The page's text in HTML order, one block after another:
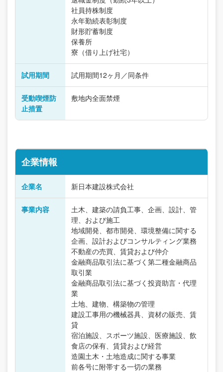
社員持株制度
永年勤続表彰制度
財形貯蓄制度
保養所
寮（借り上げ社宅）
試用期間 試用期間12ヶ月／同条件
受動喫煙防
止措置
敷地内全面禁煙
企業情報
企業名 新日本建設株式会社
事業内容
土木、建築の請負工事、企画、設計、管
理、および施工
地域開発、都市開発、環境整備に関する
企画、設計およびコンサルティング業務
不動産の売買、賃貸および仲介
金融商品取引法に基づく第二種金融商品
取引業
金融商品取引法に基づく投資助言・代理
業
土地、建物、構築物の管理
建設工事用の機械器具、資材の販売、賃
貸
宿泊施設、スポーツ施設、医療施設、飲
食店の保有、賃貸および経営
造園土木・土地造成に関する事業
前各号に附帯する一切の業務